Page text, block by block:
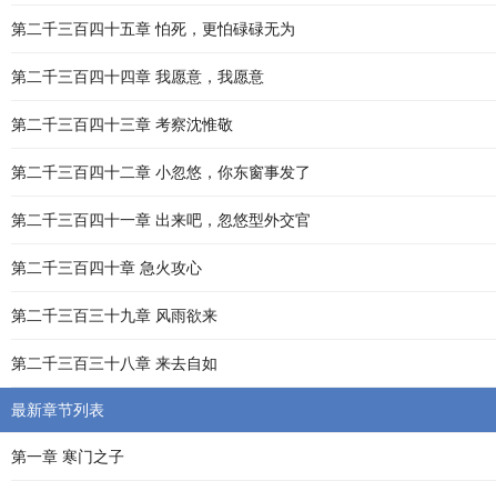
第二千三百四十五章 怕死，更怕碌碌无为
第二千三百四十四章 我愿意，我愿意
第二千三百四十三章 考察沈惟敬
第二千三百四十二章 小忽悠，你东窗事发了
第二千三百四十一章 出来吧，忽悠型外交官
第二千三百四十章 急火攻心
第二千三百三十九章 风雨欲来
第二千三百三十八章 来去自如
最新章节列表
第一章 寒门之子